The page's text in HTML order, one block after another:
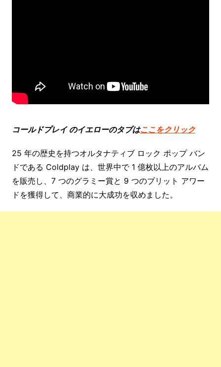
コールドプレイのイエローのタブはここをクリック
25 年の歴史を持つオルタナティブ ロック ポップ バン
ドである Coldplay は、世界中で 1 億枚以上のアルバム
を販売し、7 つのグラミー賞と 9 つのブリット アワー
ドを獲得して、商業的に大成功を収めました。